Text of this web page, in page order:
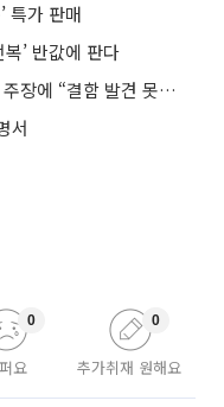
특가 판매
’ 반값에 판다
국과수, 함안 전복사고 60대 급발진 주장에 “결함 발견 못해”
서
요
0
추가취재 원해요
0